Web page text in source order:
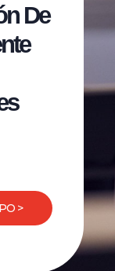
De
>